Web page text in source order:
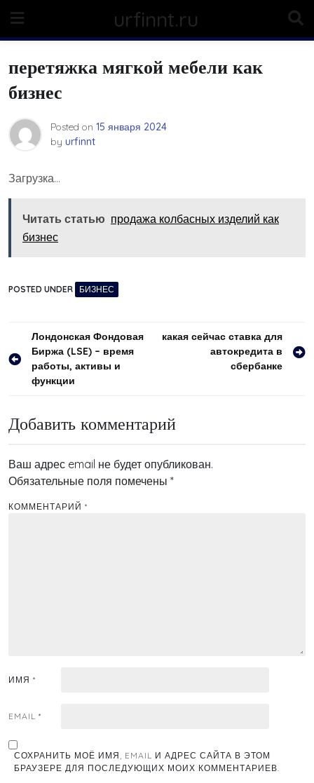
content
urfinnt.ru
перетяжка мягкой мебели как
бизнес
Posted on 15 января 2024
by urfinnt
Загрузка…
Читать статью продажа колбасных изделий как
бизнес
POSTED UNDER БИЗНЕС
Навигация
по
записям
Лондонская Фондовая
Биржа (LSE) – время
работы, активы и
функции
какая сейчас ставка для
автокредита в
сбербанке
Добавить комментарий
Ваш адрес email не будет опубликован.
Обязательные поля помечены *
КОММЕНТАРИЙ *
ИМЯ *
EMAIL *
СОХРАНИТЬ МОЁ ИМЯ, EMAIL И АДРЕС САЙТА В ЭТОМ
БРАУЗЕРЕ ДЛЯ ПОСЛЕДУЮЩИХ МОИХ КОММЕНТАРИЕВ.